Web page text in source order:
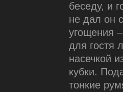
беседу, и
не дал он
угощения
для гостя
насечкой
кубки.
тонкие